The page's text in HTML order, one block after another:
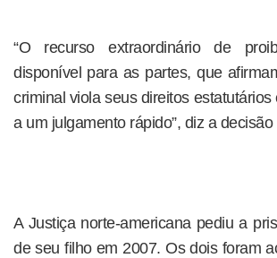
“O recurso extraordinário de
disponível para as partes, que
criminal viola seus direitos estatutários
a um julgamento rápido”, diz a
A Justiça norte-americana pediu a
de seu filho em 2007. Os dois foram